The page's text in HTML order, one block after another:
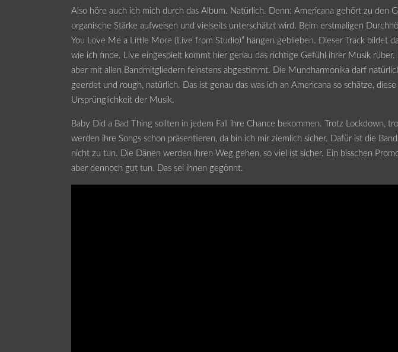
Also höre auch ich mich durch das Album. Natürlich. Denn: Americana gehört zu den
organische Stärke aufweisen und vielseits unterschätzt wird. Beim erstmaligen
You Love Me a Little More (Live from Studio)“ hängen geblieben. Dieser Track bildet
wie ich finde. Live eingespielt kommt hier genau das richtige Gefühl ihrer Musik
aber mit allen Bandmitgliedern feinstens abgestimmt. Die Mundharmonika darf
geerdet und rough, natürlich. Das ist genau das was ich an Americana so schätze,
Ursprünglichkeit der Musik.
Baby Did a Bad Thing sollten in jedem Fall ihre Chance bekommen. Trotz Lockdown,
werden ihre Songs schon präsentieren, da bin ich mir ziemlich sicher. Dafür ist die
nicht zu tun. Die Dänen werden ihren Weg gehen, so viel ist sicher. Ein bisschen
aber dennoch gut tun. Das sei ihnen gegönnt.